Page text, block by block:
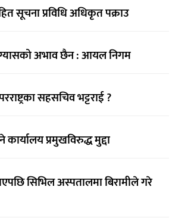
सूचना प्रविधि अधिकृत पक्राउ
अभाव छैन : आयल निगम
सहसचिव भट्टराई ?
प्रमुखविरुद्ध मुद्दा
सिभिल अस्पतालमा बिरामीले गरे